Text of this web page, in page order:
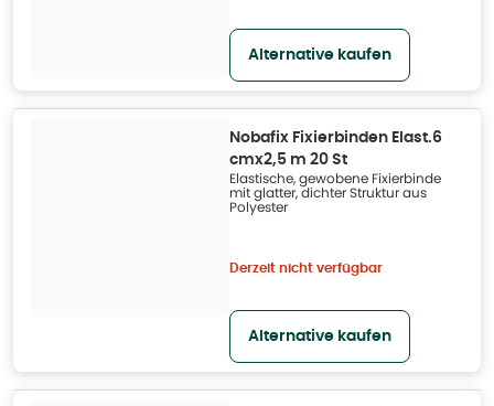
Alternative kaufen
Nobafix Fixierbinden Elast.6
cmx2,5 m 20 St
Elastische, gewobene Fixierbinde
mit glatter, dichter Struktur aus
Polyester
Derzeit nicht verfügbar
Alternative kaufen